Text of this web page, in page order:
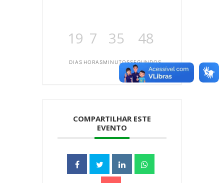
19
DIAS
7
HORAS
35
MINUTOS
48
SEGUNDOS
COMPARTILHAR ESTE
EVENTO